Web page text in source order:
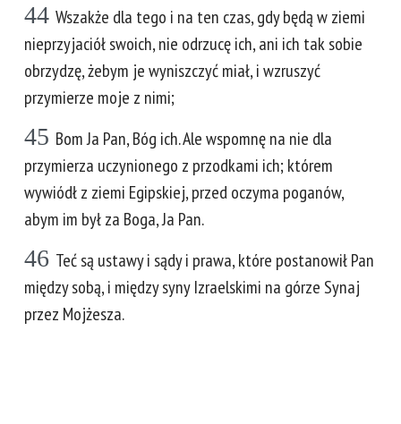
44 Wszakże dla tego i na ten czas, gdy będą w ziemi
nieprzyjaciół swoich, nie odrzucę ich, ani ich tak sobie
obrzydzę, żebym je wyniszczyć miał, i wzruszyć
przymierze moje z nimi;
45 Bom Ja Pan, Bóg ich. Ale wspomnę na nie dla
przymierza uczynionego z przodkami ich; którem
wywiódł z ziemi Egipskiej, przed oczyma poganów,
abym im był za Boga, Ja Pan.
46 Teć są ustawy i sądy i prawa, które postanowił Pan
między sobą, i między syny Izraelskimi na górze Synaj
przez Mojżesza.